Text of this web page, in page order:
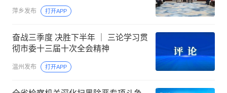
萍乡发布 打开APP
奋战三季度 决胜下半年 ｜ 三论学习贯
彻市委十三届十次全会精神
温州发布 打开APP